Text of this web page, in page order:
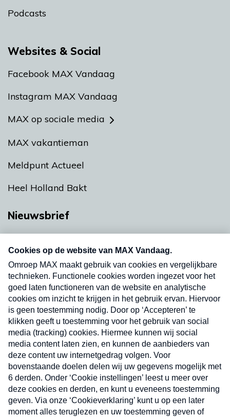
Podcasts
Websites & Social
Facebook MAX Vandaag
Instagram MAX Vandaag
MAX op sociale media
MAX vakantieman
Meldpunt Actueel
Heel Holland Bakt
Nieuwsbrief
Neem hier een gratis abonnement op onze
nieuwsbrief. Elke vrijdag- en dinsdagochtend in
uw mailbox.
Verzend
Nieuwsbrief
Neem hier een gratis abonnement op onze